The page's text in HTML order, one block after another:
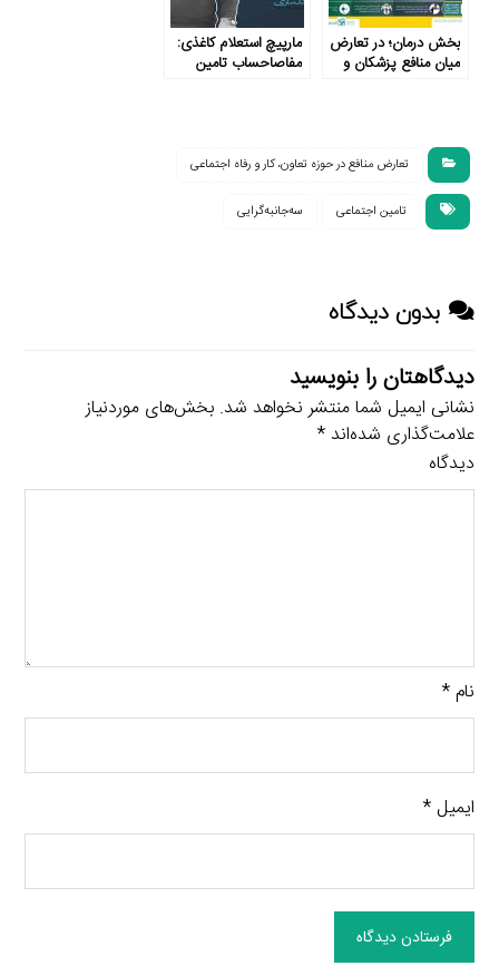
بخش درمان؛ در تعارض
میان منافع پزشکان و
مارپیچ استعلام کاغذی:
مفاصاحساب تامین
تعارض منافع در حوزه تعاون، کار و رفاه اجتماعی
تامین اجتماعی سه‌جانبه‌گرایی
بدون دیدگاه
دیدگاهتان را بنویسید
نشانی ایمیل شما منتشر نخواهد شد. بخش‌های موردنیاز
علامت‌گذاری شده‌اند*
دیدگاه
نام*
ایمیل*
فرستادن دیدگاه